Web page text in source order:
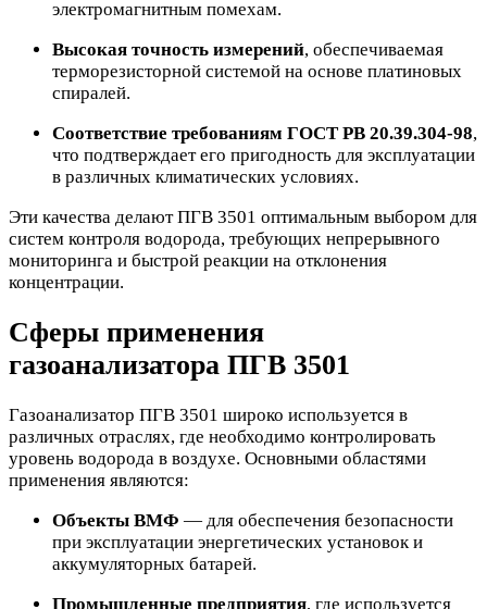
электромагнитным помехам.
Высокая точность измерений, обеспечиваемая
терморезисторной системой на основе платиновых
спиралей.
Соответствие требованиям ГОСТ РВ 20.39.304-98,
что подтверждает его пригодность для эксплуатации
в различных климатических условиях.
Эти качества делают ПГВ 3501 оптимальным выбором для
систем контроля водорода, требующих непрерывного
мониторинга и быстрой реакции на отклонения
концентрации.
Сферы применения
газоанализатора ПГВ 3501
Газоанализатор ПГВ 3501 широко используется в
различных отраслях, где необходимо контролировать
уровень водорода в воздухе. Основными областями
применения являются:
Объекты ВМФ — для обеспечения безопасности
при эксплуатации энергетических установок и
аккумуляторных батарей.
Промышленные предприятия, где используется